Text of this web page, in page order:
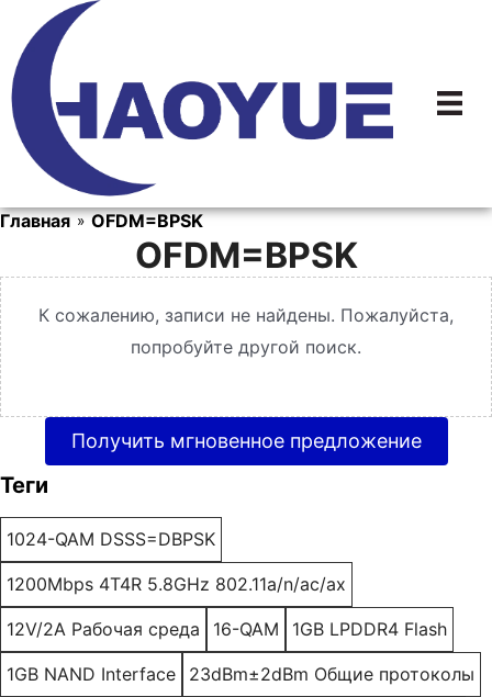
Перейти
содержимому
Главная » OFDM=BPSK
OFDM=BPSK
К сожалению, записи не найдены. Пожалуйста,
попробуйте другой поиск.
Получить мгновенное предложение
Теги
1024-QAM DSSS=DBPSK
1200Mbps 4T4R 5.8GHz 802.11a/n/ac/ax
12V/2A Рабочая среда 16-QAM 1GB LPDDR4 Flash
1GB NAND Interface 23dBm±2dBm Общие протоколы